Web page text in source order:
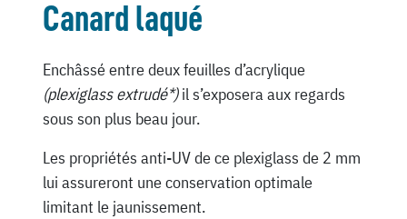
Canard laqué
Enchâssé entre deux feuilles d’acrylique
(plexiglass extrudé*)il s’exposera aux regards
sous son plus beau jour.
Les propriétés anti-UV de ce plexiglass de 2 mm
lui assureront une conservation optimale
limitant le jaunissement.